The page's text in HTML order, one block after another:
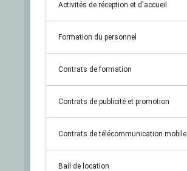
Activités de réception et d'accueil
Formation du personnel
Contrats de formation
Contrats de publicité et promotion
Contrats de télécommunication mobile
Bail de location